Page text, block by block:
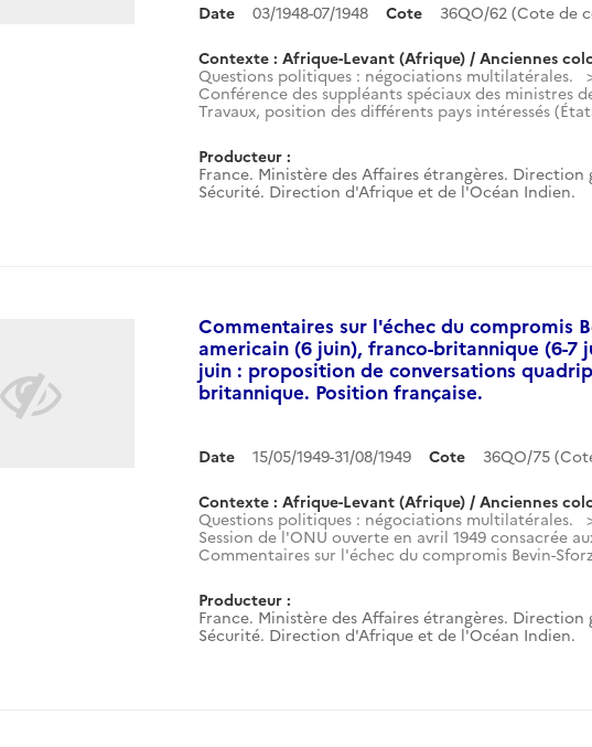
Date 03/1948-07/1948 Cote 36QO/62 (Cote de
Contexte : Afrique-Levant (Afrique) / Anciennes
Questions politiques : négociations multilatérales.
Conférence des suppléants spéciaux des ministres
Travaux, position des différents pays intéressés
Producteur :
France. Ministère des Affaires étrangères.
Sécurité. Direction d'Afrique et de l'Océan Indien.
Commentaires sur l'échec du compromis
americain (6 juin), franco-britannique (6-
juin : proposition de conversations
britannique. Position française.
Date 15/05/1949-31/08/1949 Cote 36QO/75
Contexte : Afrique-Levant (Afrique) / Anciennes
Questions politiques : négociations multilatérales.
Session de l'ONU ouverte en avril 1949 consacrée
Commentaires sur l'échec du compromis Bevin-
Producteur :
France. Ministère des Affaires étrangères.
Sécurité. Direction d'Afrique et de l'Océan Indien.